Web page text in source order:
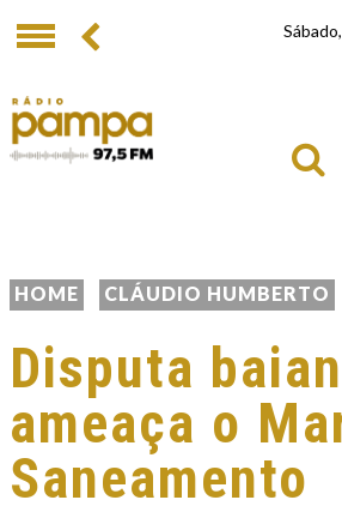
HOME CLÁUDIO HUMBERTO
Disputa
ameaça o
Saneamento